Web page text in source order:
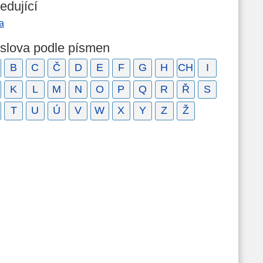
podle písmen
B C Č D E F G H CH
I
K L M N O P Q R Ř
S
T U Ú V W X Y Z Ž